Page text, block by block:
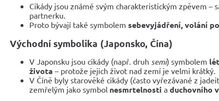
Cikády jsou známé svým charakteristickým zpěvem –
partnerku.
Proto bývají také symbolem sebevyjádření, volání
Východní symbolika (Japonsko, Čína)
V Japonsku jsou cikády (např. druh semi) symbolem
života – protože jejich život nad zemí je velmi krátký.
V Číně byly starověké cikády (často vyřezávané z
zemřelým jako symbol nesmrtelnosti a duchovního